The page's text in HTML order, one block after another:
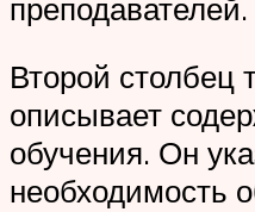
преподавателей.
Второй столбец
описывает
обучения. Он
необходимость